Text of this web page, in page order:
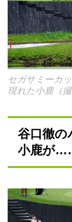
セガサミーカ
現れた小鹿（
谷口徹の
小鹿が